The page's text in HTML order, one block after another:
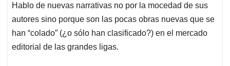
Hablo de nuevas narrativas no por la mocedad de sus
autores sino porque son las pocas obras nuevas que se
han “colado” (¿o sólo han clasificado?) en el mercado
editorial de las grandes ligas.